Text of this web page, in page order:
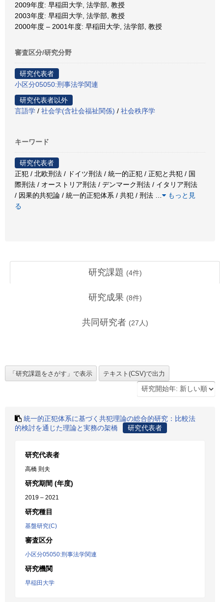
2009年度: 早稲田大学, 法学部, 教授
2003年度: 早稲田大学, 法学部, 教授
2000年度 – 2001年度: 早稲田大学, 法学部, 教授
審査区分/研究分野
研究代表者
小区分05050:刑事法学関連
研究代表者以外
言語学 / 社会学(含社会福祉関係) / 社会秩序学
キーワード
研究代表者
正犯 / 北欧刑法 / ドイツ刑法 / 統一的正犯 / 正犯と共犯 / 国
際刑法 / オーストリア刑法 / デンマーク刑法 / イタリア刑法
/ 因果的共犯論 / 統一的正犯体系 / 共犯 / 刑法
もっと見
る
研究課題 (4件)
研究成果 (8件)
共同研究者 (27 人)
統一的正犯体系に基づく共犯理論の総合的研究：比較法
的検討を通じた理論と実務の架橋
研究代表者
研究代表者
高橋 則夫
研究期間 (年度)
2019 – 2021
研究種目
基盤研究(C)
審査区分
小区分05050:刑事法学関連
研究機関
早稲田大学